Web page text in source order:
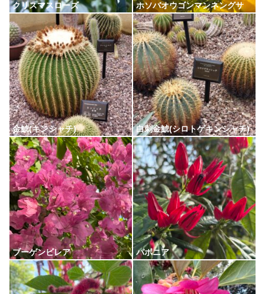
クリスマスローズ ホソバオウゴンマンネングサ
金鯱(キンシャチ) 白刺金鯱(シロトゲキンシャチ)
ブーゲンビレア パボニア